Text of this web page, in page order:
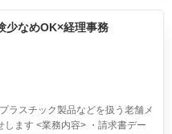
少なめOK×経理事務
ラスチック製品などを扱う老舗メ
ます <業務内容> ・請求書デー